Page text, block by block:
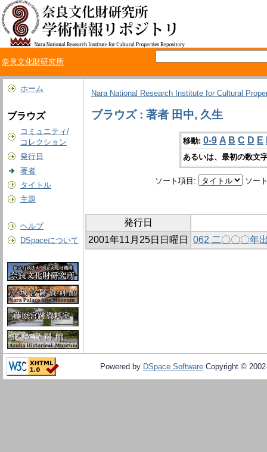
奈良文化財研究所
ホーム
ブラウズ
コミュニティ/
コレクション
発行日
著者
タイトル
主題
ヘルプ
DSpaceについて
Nara National Research Institute for Cultural
ブラウズ : 著者 田中, 久生
移動: 0-9 A B C D E
あるいは、最初の数文
ソート項目: ソー
発行日
2001年11月25日日曜日
062 二〇〇〇年
Powered by DSpace Software Copyright ©